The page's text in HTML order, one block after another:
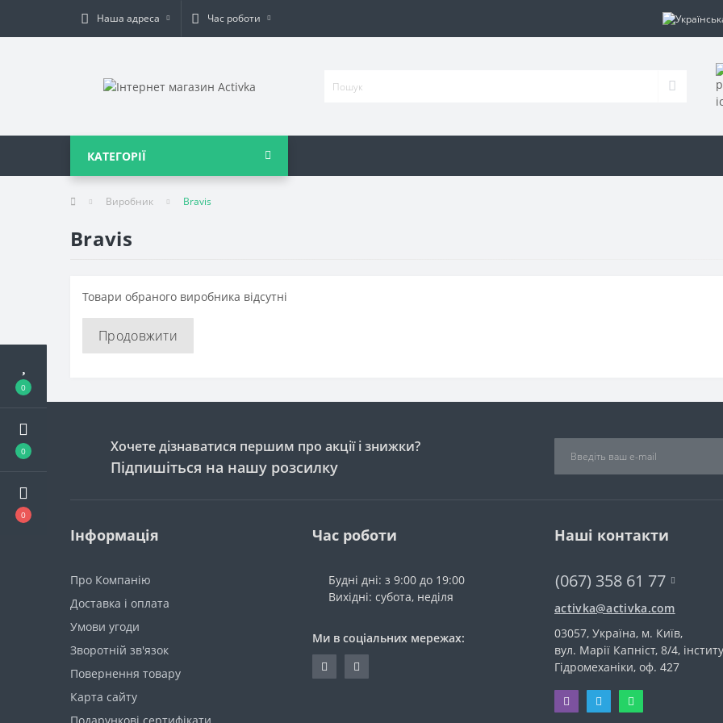
0
0
0
Наша адреса Час роботи
КАТЕГОРІЇ
Виробник Bravis
Bravis
Товари обраного виробника відсутні
Продовжити
Хочете дізнаватися першим про акції і знижки?
Підпишіться на нашу розсилку
Інформація
Про Компанію
Доставка і оплата
Умови угоди
Зворотній зв'язок
Повернення товару
Карта сайту
Час роботи
Будні дні: з 9:00 до 19:00
Вихідні: субота, неділя
Ми в соціальних мережах:
Наші контакти
(067) 358 61 77
activka@activka.com
03057, Україна, м. Київ,
вул. Марії Капніст, 8/4,
Гідромеханіки, оф. 427